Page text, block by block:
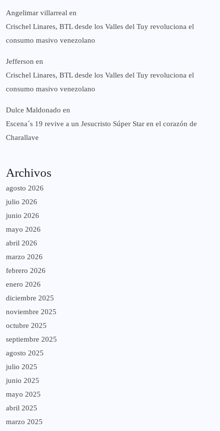
Angelimar villarreal en
Crischel Linares, BTL desde los Valles del Tuy revoluciona el
consumo masivo venezolano
Jefferson en
Crischel Linares, BTL desde los Valles del Tuy revoluciona el
consumo masivo venezolano
Dulce Maldonado en
Escena´s 19 revive a un Jesucristo Súper Star en el corazón de
Charallave
Archivos
agosto 2026
julio 2026
junio 2026
mayo 2026
abril 2026
marzo 2026
febrero 2026
enero 2026
diciembre 2025
noviembre 2025
octubre 2025
septiembre 2025
agosto 2025
julio 2025
junio 2025
mayo 2025
abril 2025
marzo 2025